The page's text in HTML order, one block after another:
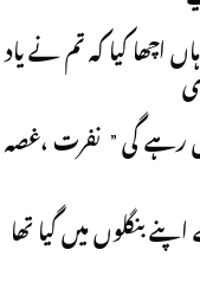
اچھا کیا کہ تم نے یاد
رہے گی ” نفرت ،غصہ
بنگلوں میں گیا تھا